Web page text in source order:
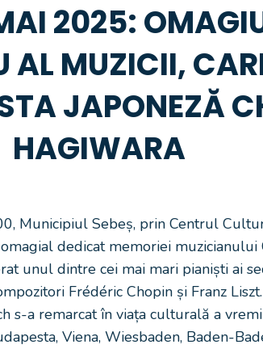
2025:
AL MUZICII,
JAPONEZĂ
HAGIWARA
Municipiul Sebeș, prin Centrul
dedicat memoriei
unul dintre cei mai mari pianiști ai
Frédéric Chopin și Franz
s-a remarcat în viața culturală a
Viena, Wiesbaden, Baden-